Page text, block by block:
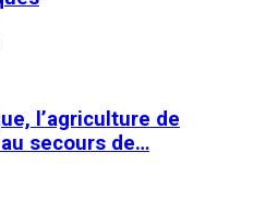
l’agriculture de
secours de…